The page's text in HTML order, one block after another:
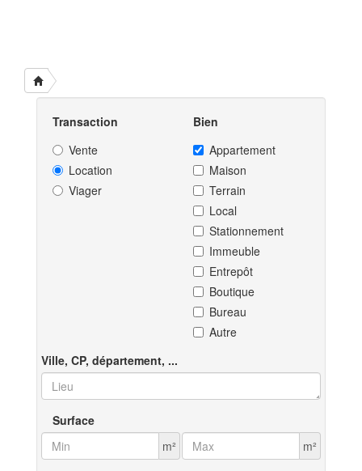
Transaction
Vente
Location
Viager
Bien
Appartement
Maison
Terrain
Local
Stationnement
Immeuble
Entrepôt
Boutique
Bureau
Autre
Ville, CP, département, ...
Surface
m²
m²